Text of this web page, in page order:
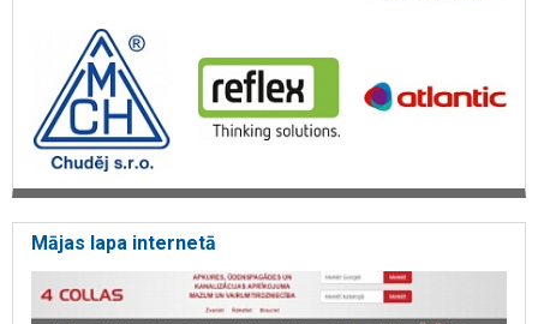
Mājas lapa internetā